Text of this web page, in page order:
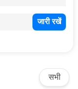
61
सभी